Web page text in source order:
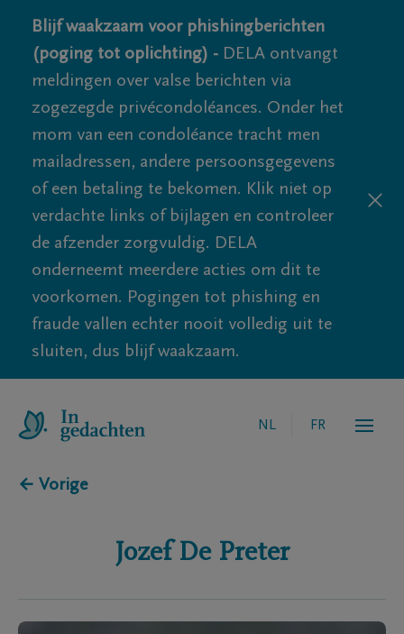
Blijf waakzaam voor phishingberichten
(poging tot oplichting) - DELA ontvangt
meldingen over valse berichten via
zogezegde privécondoléances. Onder het
mom van een condoléance tracht men
mailadressen, andere persoonsgegevens
of een betaling te bekomen. Klik niet op
verdachte links of bijlagen en controleer
de afzender zorgvuldig. DELA
onderneemt meerdere acties om dit te
voorkomen. Pogingen tot phishing en
fraude vallen echter nooit volledig uit te
sluiten, dus blijf waakzaam.
NL FR
← Vorige
Jozef De Preter